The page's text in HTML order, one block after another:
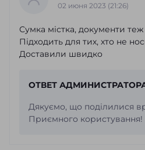
02 июня 2023 (21:26)
Сумка містка, документи
Підходить для тих, хто не
Доставили швидко
ОТВЕТ
Дякуємо, що поділилися
Приємного користування!